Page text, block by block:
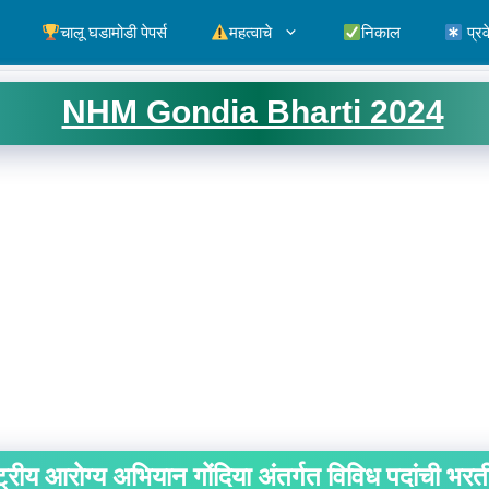
चालू घडामोडी पेपर्स महत्वाचे निकाल
NHM Gondia Bharti 2024
आरोग्य अभियान गोंदिया अंतर्गत विविध पदांची